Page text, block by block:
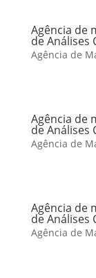
Agência de
de Análises
Agência de
Agência de
de Análises
Agência de
Agência de
de Análises
Agência de